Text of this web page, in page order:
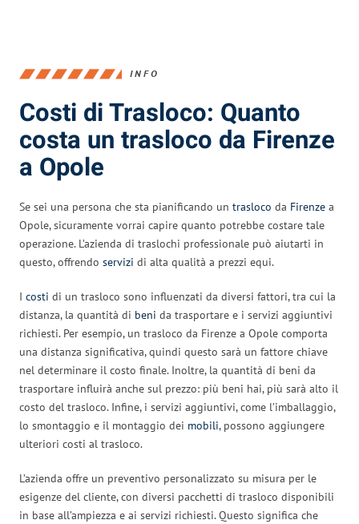
INFO
Costi di Trasloco: Quanto
costa un trasloco da Firenze
a Opole
Se sei una persona che sta pianificando un trasloco da Firenze a
Opole, sicuramente vorrai capire quanto potrebbe costare tale
operazione. L’azienda di traslochi professionale può aiutarti in
questo, offrendo servizi di alta qualità a prezzi equi.
I costi di un trasloco sono influenzati da diversi fattori, tra cui la
distanza, la quantità di beni da trasportare e i servizi aggiuntivi
richiesti. Per esempio, un trasloco da Firenze a Opole comporta
una distanza significativa, quindi questo sarà un fattore chiave
nel determinare il costo finale. Inoltre, la quantità di beni da
trasportare influirà anche sul prezzo: più beni hai, più sarà alto il
costo del trasloco. Infine, i servizi aggiuntivi, come l’imballaggio,
lo smontaggio e il montaggio dei mobili, possono aggiungere
ulteriori costi al trasloco.
L’azienda offre un preventivo personalizzato su misura per le
esigenze del cliente, con diversi pacchetti di trasloco disponibili
in base all’ampiezza e ai servizi richiesti. Questo significa che